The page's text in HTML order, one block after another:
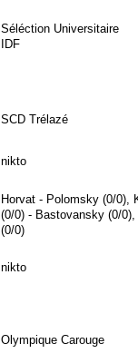
Séléction Universitaire
IDF
SCD Trélazé
nikto
Horvat - Polomsky (0/0),
(0/0) - Bastovansky (0/
(0/0)
nikto
Olympique Carouge